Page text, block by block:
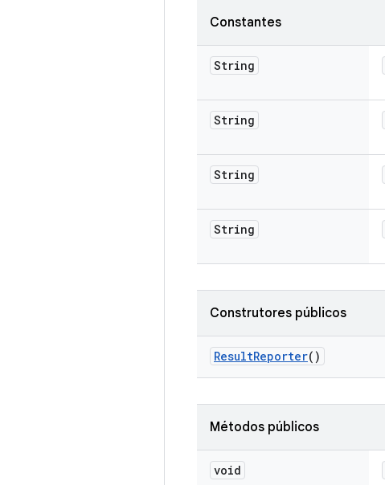
Constantes
String
String
String
String
Construtores públicos
ResultReporter()
Métodos públicos
void